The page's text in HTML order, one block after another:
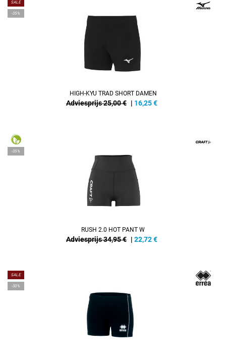
SALE
-35%
HIGH-KYU TRAD SHORT DAMEN
Adviesprijs 25,00 € | 16,25€
-35%
RUSH 2.0 HOT PANT W
Adviesprijs 34,95 € | 22,72€
SALE
-30%